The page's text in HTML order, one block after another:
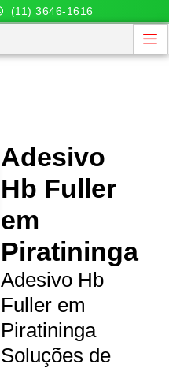
(11) 3646-1616
Adesivo
Hb Fuller
em
Piratininga
Adesivo Hb
Fuller em
Piratininga
Soluções de